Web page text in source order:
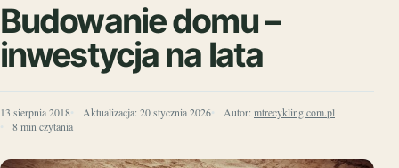
Budowanie domu –
inwestycja na lata
13 sierpnia 2018 Aktualizacja: 20 stycznia 2026 Autor: mtrecykling.com.pl
8 min czytania